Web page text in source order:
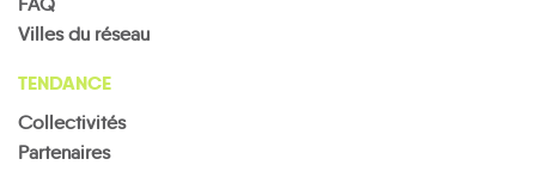
Villes du réseau
TENDANCE
Collectivités
Partenaires